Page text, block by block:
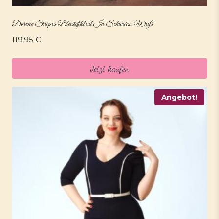
Dorene Stripes Bleistiftkleid In Schwarz-Weiß
119,95 €
Jetzt kaufen
Angebot!